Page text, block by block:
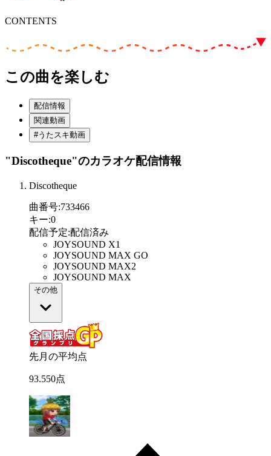
CONTENTS
この曲を楽しむ
配信情報
関連動画
#うたスキ動画
"Discotheque"のカラオケ配信情報
Discotheque
曲番号:733466
キー:0
配信予定:配信済み
JOYSOUND X1
JOYSOUND MAX GO
JOYSOUND MAX2
JOYSOUND MAX
その他
先月の平均点
93.550点